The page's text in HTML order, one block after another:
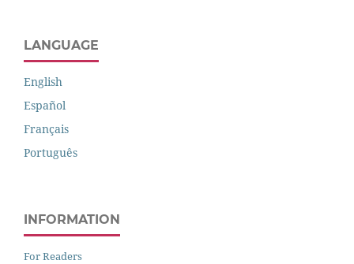
LANGUAGE
English
Español
Français
Português
INFORMATION
For Readers